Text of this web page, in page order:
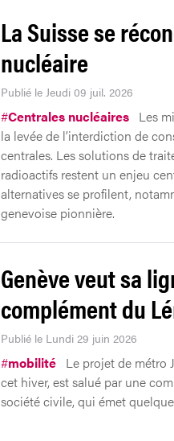
La Suisse se
nucléaire
Publié le Jeudi 09 juil. 2026
#Centrales nucléaires Les
la levée de l’interdiction de
centrales. Les solutions de
radioactifs restent un enjeu
alternatives se profilent,
genevoise pionnière.
Genève veut sa
complément du
Publié le Lundi 29 juin 2026
#mobilité Le projet de métro
cet hiver, est salué par une
société civile, qui émet